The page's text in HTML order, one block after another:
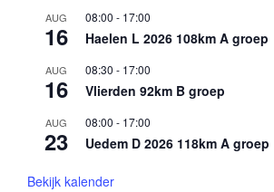
AUG
16
08:00 - 17:00
Haelen L 2026 108km A groep
AUG
16
08:30 - 17:00
Vlierden 92km B groep
AUG
23
08:00 - 17:00
Uedem D 2026 118km A groep
Bekijk kalender